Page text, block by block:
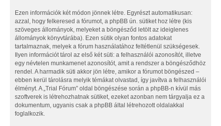
Ezen információk két módon jönnek létre. Egyrészt automatikusan:
azzal, hogy felkeresed a fórumot, a phpBB ún. sütiket hoz létre (kis
szöveges állományok, melyeket a böngésződ letölt az ideiglenes
állományok könyvtárába). Ezen sütik olyan fontos adatokat
tartalmaznak, melyek a fórum használatához feltétlenül szükségesek.
Ilyen információt tárol az első két süti: a felhasználói azonosítót, illetve
egy névtelen munkamenet azonosítót, amit a rendszer a böngésződhöz
rendel. A harmadik süti akkor jön létre, amikor a fórumot böngészed –
ebben kerül tárolásra melyik témákat olvastad, így javítva a felhasználói
élményt. A „Trial Fórum” oldal böngészése során a phpBB-n kívül más
szoftverek is létrehozhatnak sütiket, ezeket azonban nem tárgyalja ez a
dokumentum, ugyanis csak a phpBB által létrehozott oldalakkal
foglalkozik.